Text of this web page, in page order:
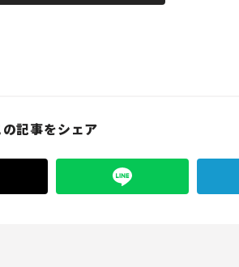
の記事をシェア